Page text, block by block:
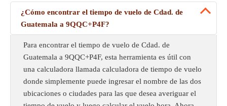
¿Cómo encontrar el tiempo de vuelo de Cdad. de
Guatemala a 9QQC+P4F?
Para encontrar el tiempo de vuelo de Cdad. de
Guatemala a 9QQC+P4F, esta herramienta es útil con
una calculadora llamada calculadora de tiempo de vuelo
donde simplemente puede ingresar el nombre de las dos
ubicaciones o ciudades para las que desea averiguar el